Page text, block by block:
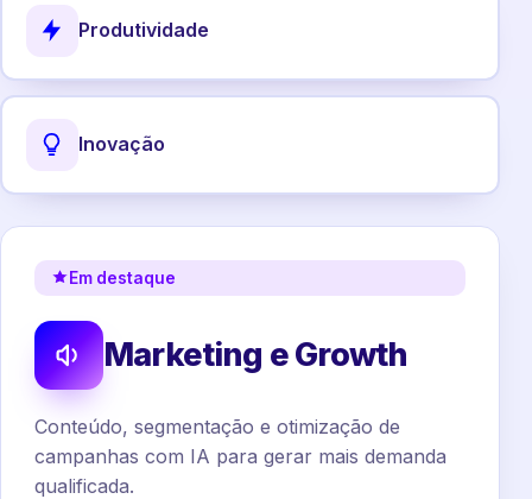
Produtividade
Inovação
Em destaque
Marketing e Growth
Conteúdo, segmentação e otimização de
campanhas com IA para gerar mais demanda
qualificada.